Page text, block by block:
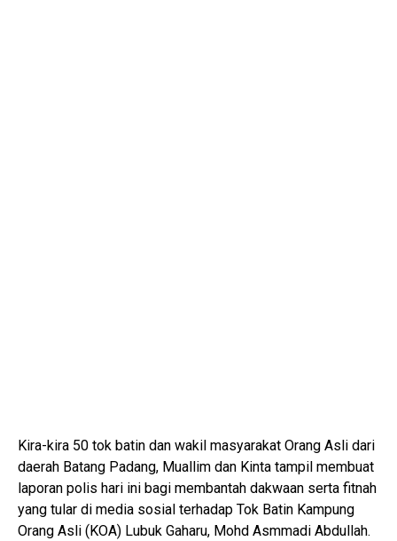
Kira-kira 50 tok batin dan wakil masyarakat Orang Asli dari
daerah Batang Padang, Muallim dan Kinta tampil membuat
laporan polis hari ini bagi membantah dakwaan serta fitnah
yang tular di media sosial terhadap Tok Batin Kampung
Orang Asli (KOA) Lubuk Gaharu, Mohd Asmmadi Abdullah.